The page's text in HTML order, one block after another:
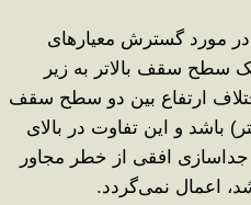
مورد گسترش معیارهای
سطح سقف بالاتر به زیر
ارتفاع بین دو سطح سقف
باشد و این تفاوت در بالای
افقی از خطر مجاور
اعمال نمی‌گردد.